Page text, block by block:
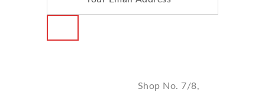
Shop No. 7/8,